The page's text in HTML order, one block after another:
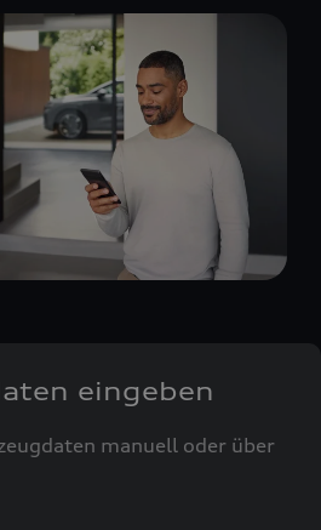
eingeben
manuell oder über